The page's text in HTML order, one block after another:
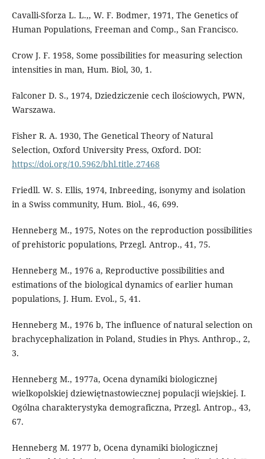
Cavalli-Sforza L. L.,, W. F. Bodmer, 1971, The Genetics of
Human Populations, Freeman and Comp., San Francisco.
Crow J. F. 1958, Some possibilities for measuring selection
intensities in man, Hum. Biol, 30, 1.
Falconer D. S., 1974, Dziedziczenie cech ilościowych, PWN,
Warszawa.
Fisher R. A. 1930, The Genetical Theory of Natural
Selection, Oxford University Press, Oxford. DOI:
https://doi.org/10.5962/bhl.title.27468
Friedll. W. S. Ellis, 1974, Inbreeding, isonymy and isolation
in a Swiss community, Hum. Biol., 46, 699.
Henneberg M., 1975, Notes on the reproduction possibilities
of prehistoric populations, Przegl. Antrop., 41, 75.
Henneberg M., 1976 a, Reproductive possibilities and
estimations of the biological dynamics of earlier human
populations, J. Hum. Evol., 5, 41.
Henneberg M., 1976 b, The influence of natural selection on
brachycephalization in Poland, Studies in Phys. Anthrop., 2,
3.
Henneberg M., 1977a, Ocena dynamiki biologicznej
wielkopolskiej dziewiętnastowiecznej populacji wiejskiej. I.
Ogólna charakterystyka demograficzna, Przegl. Antrop., 43,
67.
Henneberg M. 1977 b, Ocena dynamiki biologicznej